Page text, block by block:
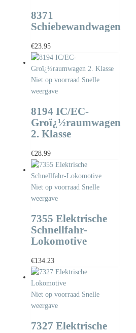
8371
Schiebewandwagen
€23.95
Niet op voorraad Snelle
weergave
8194 IC/EC-
Groï¿½raumwagen
2. Klasse
€28.99
Niet op voorraad Snelle
weergave
7355 Elektrische
Schnellfahr-
Lokomotive
€134.23
Niet op voorraad Snelle
weergave
7327 Elektrische